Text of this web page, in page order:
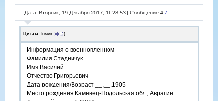
Дата: Вторник, 19 Декабря 2017, 11:28:53 | Сообщение # 7
Цитата Томик ( )
Информация о военнопленном
Фамилия Стадничук
Имя Василий
Отчество Григорьевич
Дата рождения/Возраст __.__.1905
Место рождения Каменец-Подольская обл., Авратин